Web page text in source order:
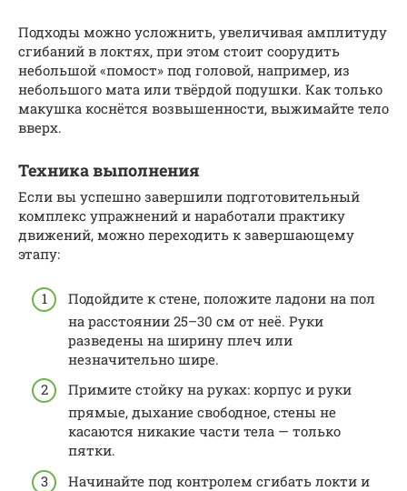
Подходы можно усложнить, увеличивая амплитуду
сгибаний в локтях, при этом стоит соорудить
небольшой «помост» под головой, например, из
небольшого мата или твёрдой подушки. Как только
макушка коснётся возвышенности, выжимайте тело
вверх.
Техника выполнения
Если вы успешно завершили подготовительный
комплекс упражнений и наработали практику
движений, можно переходить к завершающему
этапу:
Подойдите к стене, положите ладони на пол
на расстоянии 25–30 см от неё. Руки
разведены на ширину плеч или
незначительно шире.
Примите стойку на руках: корпус и руки
прямые, дыхание свободное, стены не
касаются никакие части тела — только
пятки.
Начинайте под контролем сгибать локти и